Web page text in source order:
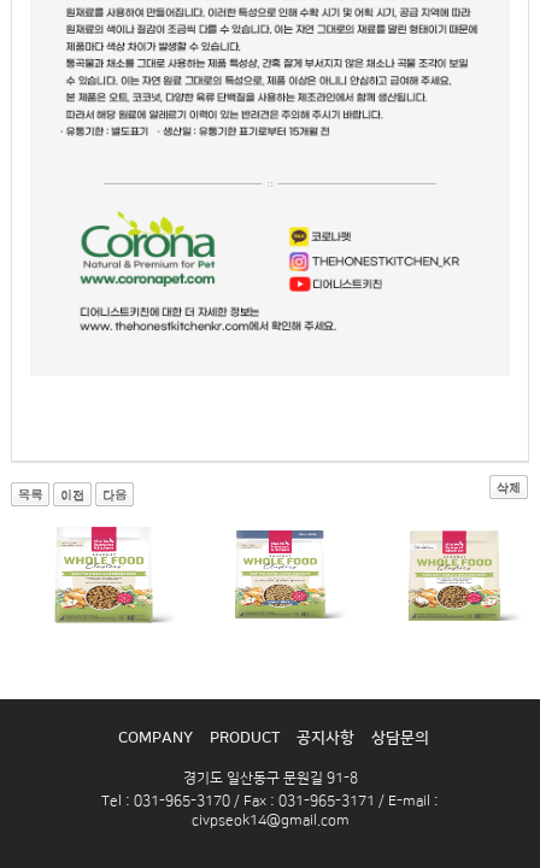
COMPANY PRODUCT 공지사항 상담문의
경기도 일산동구 문원길 91-8
Tel : 031-965-3170 / Fax : 031-965-3171 / E-mail :
civpseok14@gmail.com